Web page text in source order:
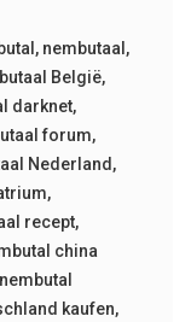
, nembutaal,
België,
darknet,
forum,
Nederland,
,
recept,
china
nembutal
kaufen,